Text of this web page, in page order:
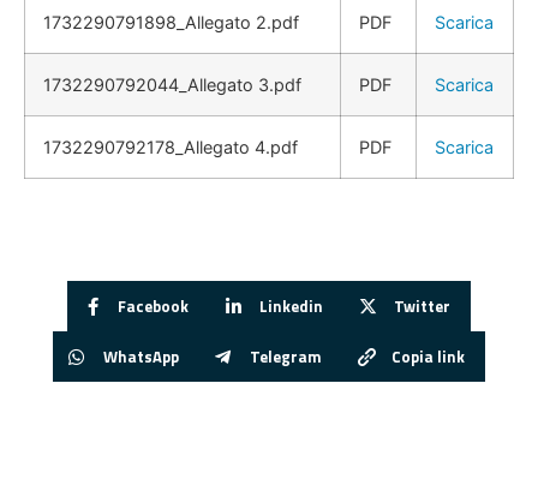
1732290791898_Allegato 2.pdf PDF Scarica
1732290792044_Allegato 3.pdf PDF Scarica
1732290792178_Allegato 4.pdf PDF Scarica
Facebook Linkedin Twitter
WhatsApp Telegram Copia link